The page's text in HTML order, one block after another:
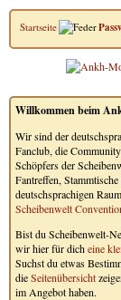
Startseite
Willkommen beim
Wir sind der
Fanclub, die
Schöpfers der
Fantreffen,
deutschsprachigen
Scheibenwelt
Bist du Scheibenwelt-
wir hier für dicheine
Suchst du etwas
dieSeitenübersicht
im Angebot haben.